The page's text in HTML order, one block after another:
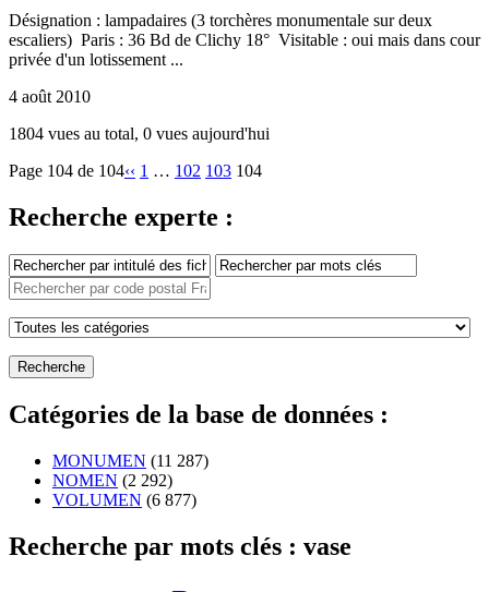
Désignation : lampadaires (3 torchères monumentale sur deux
escaliers) Paris : 36 Bd de Clichy 18° Visitable : oui mais dans cour
privée d'un lotissement ...
4 août 2010
1804 vues au total, 0 vues aujourd'hui
Page 104 de 104‹‹ 1 … 102 103 104
Recherche experte :
Catégories de la base de données :
MONUMEN (11 287)
NOMEN (2 292)
VOLUMEN (6 877)
Recherche par mots clés : vase